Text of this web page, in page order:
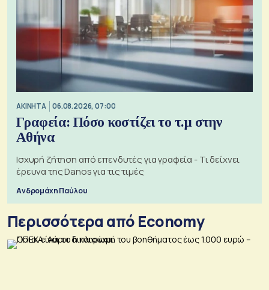
ΑΚΙΝΗΤΑ 06.08.2026, 07:00
Γραφεία: Πόσο κοστίζει το τ.μ στην
Αθήνα
Ισχυρή ζήτηση από επενδυτές για γραφεία - Τι δείχνει
έρευνα της Danos για τις τιμές
Ανδρομάχη Παύλου
Περισσότερα από Economy